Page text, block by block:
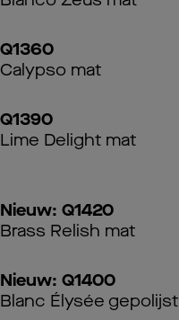
Q1360
Calypso mat
Q1390
Lime Delight mat
Nieuw: Q1420
Brass Relish mat
Nieuw: Q1400
Blanc Élysée gepolijst